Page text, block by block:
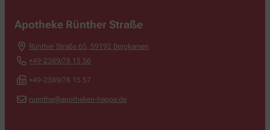
Apotheke Rünther Straße
Rünther Straße 65 59192 Bergkamen
+49-2389/78 15 56
+49-2389/78 15 57
ruenthe@apotheken-happe.de